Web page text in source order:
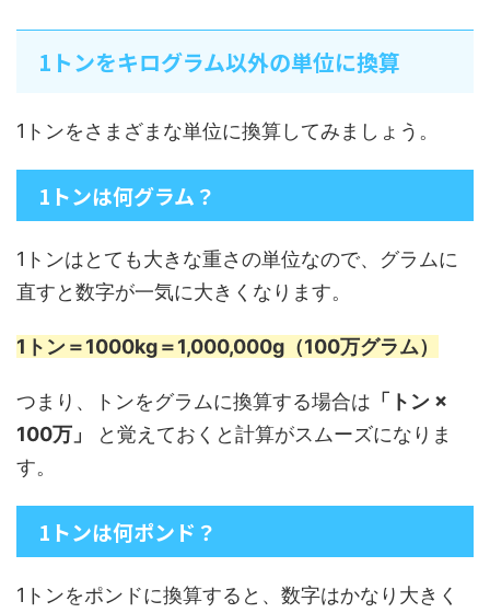
1トンをキログラム以外の単位に換算
1トンをさまざまな単位に換算してみましょう。
1トンは何グラム？
1トンはとても大きな重さの単位なので、グラムに
直すと数字が一気に大きくなります。
1トン＝1000kg＝1,000,000g（100万グラム）
つまり、トンをグラムに換算する場合は 「トン ×
100万」
と覚えておくと計算がスムーズになりま
す。
1トンは何ポンド？
1トンをポンドに換算すると、数字はかなり大きく